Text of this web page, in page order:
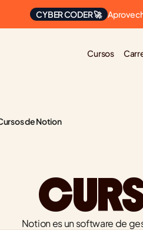
CYBER CODER 🚀
Cursos
de Notion
Notion es un software de